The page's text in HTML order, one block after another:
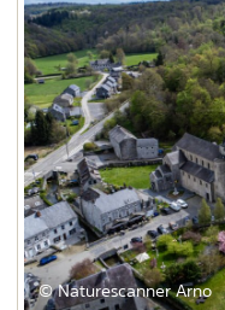
© Naturescanner Arno